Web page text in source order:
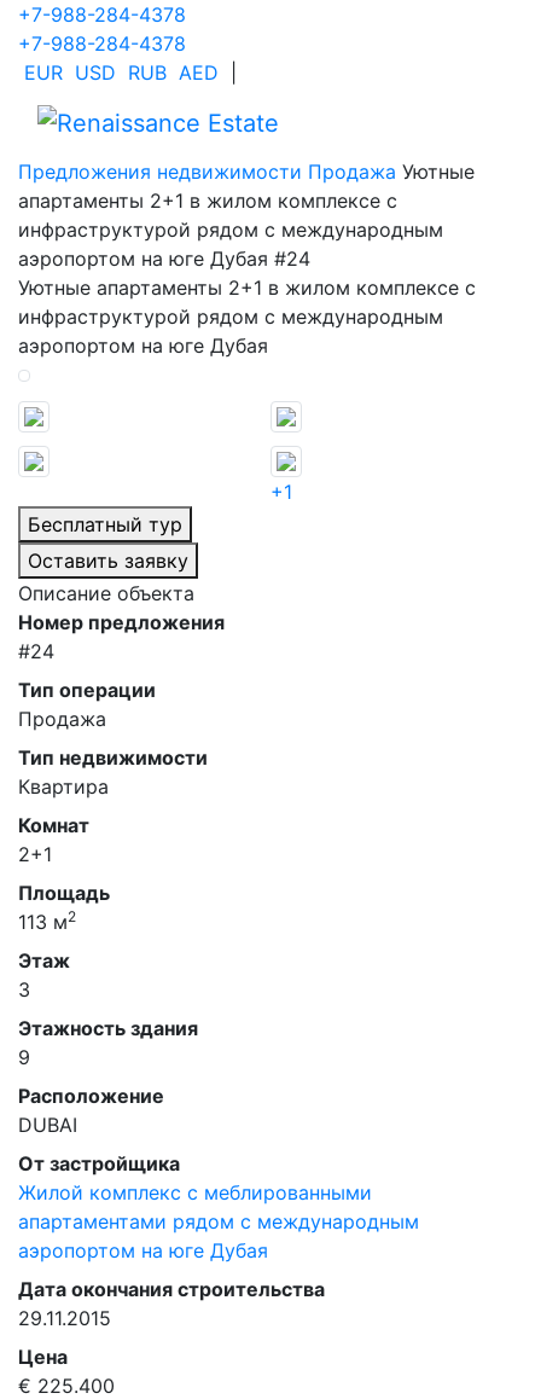
+7-988-284-4378
+7-988-284-4378
EUR USD RUB AED
Предложения недвижимости Продажа Уютные
апартаменты 2+1 в жилом комплексе с
инфраструктурой рядом с международным
аэропортом на юге Дубая #24
Уютные апартаменты 2+1 в жилом комплексе с
инфраструктурой рядом с международным
аэропортом на юге Дубая
+1
Бесплатный тур
Оставить заявку
Описание объекта
Номер предложения
#24
Тип операции
Продажа
Тип недвижимости
Квартира
Комнат
2+1
Площадь
113 м2
Этаж
3
Этажность здания
9
Расположение
DUBAI
От застройщика
Жилой комплекс с меблированными
апартаментами рядом с международным
аэропортом на юге Дубая
Дата окончания строительства
29.11.2015
Цена
€ 225.400